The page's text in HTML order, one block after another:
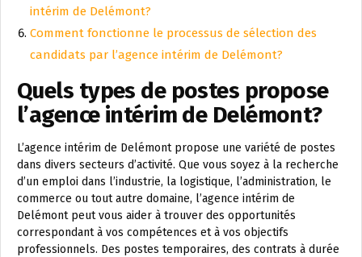
intérim de Delémont?
Comment fonctionne le processus de sélection des
candidats par l’agence intérim de Delémont?
Quels types de postes propose
l’agence intérim de Delémont?
L’agence intérim de Delémont propose une variété de postes
dans divers secteurs d’activité. Que vous soyez à la recherche
d’un emploi dans l’industrie, la logistique, l’administration, le
commerce ou tout autre domaine, l’agence intérim de
Delémont peut vous aider à trouver des opportunités
correspondant à vos compétences et à vos objectifs
professionnels. Des postes temporaires, des contrats à durée